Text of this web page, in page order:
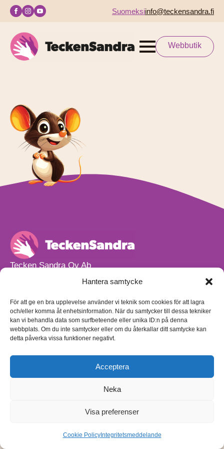
Hantera samtycke
För att ge en bra upplevelse använder vi teknik som cookies för att lagra
och/eller komma åt enhetsinformation. När du samtycker till dessa tekniker
kan vi behandla data som surfbeteende eller unika ID:n på denna
webbplats. Om du inte samtycker eller om du återkallar ditt samtycke kan
detta påverka vissa funktioner negativt.
Acceptera
Neka
Visa preferenser
Cookie PolicyIntegritetsmeddelande
Suomeksiinfo@teckensandra.fi
Webbutik
Tecken Sandra Oy Ab
info@teckensandra.fi
Vårt verksamhetsutrymme HÖRNAN ligger i Sibbo.
Torpvägen 9 B 13,
01150 Söderkulla
Beställnings- och leveransvillkor
Sekretesspolicy
(på finska)